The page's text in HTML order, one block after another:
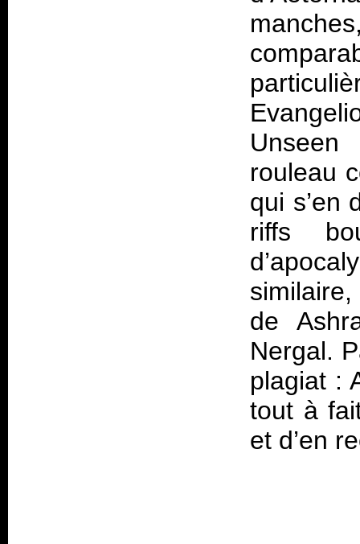
Unseen
rouleau
qui s’en
riffs
de
Nergal.
plagiat :
tout à